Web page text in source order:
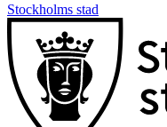
Stockholms stad